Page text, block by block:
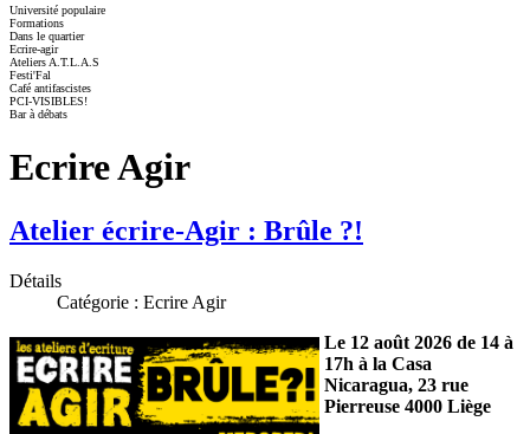
Université populaire
Formations
Dans le quartier
Ecrire-agir
Ateliers A.T.L.A.S
Festi'Fal
Café antifascistes
PCI-VISIBLES!
Bar à débats
Ecrire Agir
Atelier écrire-Agir : Brûle ?!
Détails
Catégorie : Ecrire Agir
Le 12 août 2026 de 14 à
17h à la Casa
Nicaragua, 23 rue
Pierreuse 4000 Liège